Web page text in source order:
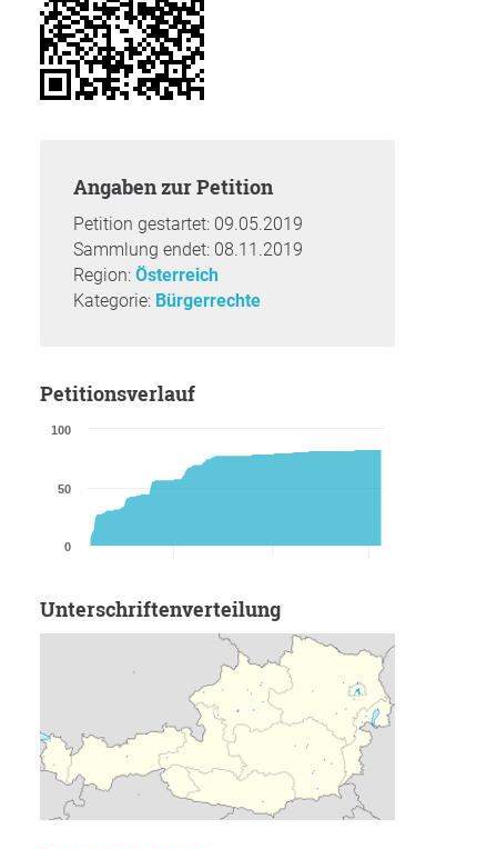
Angaben zur Petition
Petition gestartet: 09.05.2019
Sammlung endet: 08.11.2019
Region: Österreich
Kategorie: Bürgerrechte
Petitionsverlauf
0
50
100
Unterschriftenverteilung